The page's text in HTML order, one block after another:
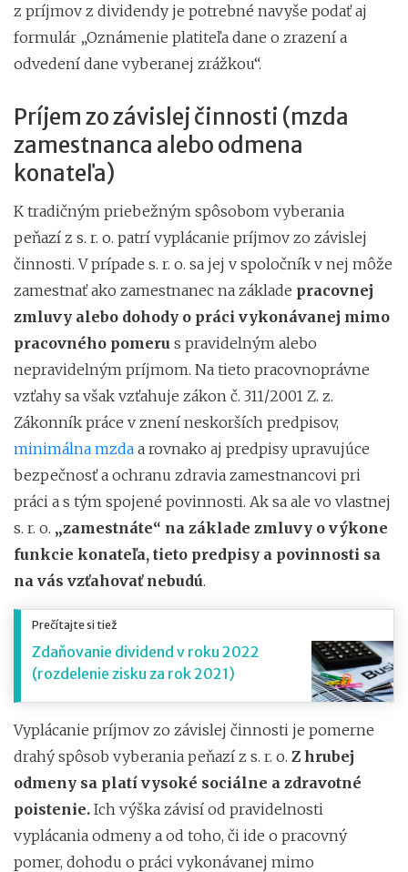
z príjmov z dividendy je potrebné navyše podať aj
formulár „Oznámenie platiteľa dane o zrazení a
odvedení dane vyberanej zrážkou“.
Príjem zo závislej činnosti (mzda
zamestnanca alebo odmena
konateľa)
K tradičným priebežným spôsobom vyberania
peňazí z s. r. o. patrí vyplácanie príjmov zo závislej
činnosti. V prípade s. r. o. sa jej v spoločník v nej môže
zamestnať ako zamestnanec na základe pracovnej
zmluvy alebo dohody o práci vykonávanej mimo
pracovného pomeru s pravidelným alebo
nepravidelným príjmom. Na tieto pracovnoprávne
vzťahy sa však vzťahuje zákon č. 311/2001 Z. z.
Zákonník práce v znení neskorších predpisov,
minimálna mzda a rovnako aj predpisy upravujúce
bezpečnosť a ochranu zdravia zamestnancovi pri
práci a s tým spojené povinnosti. Ak sa ale vo vlastnej
s. r. o. „zamestnáte“ na základe zmluvy o výkone
funkcie konateľa, tieto predpisy a povinnosti sa
na vás vzťahovať nebudú.
Prečítajte si tiež
Zdaňovanie dividend v roku 2022
(rozdelenie zisku za rok 2021)
Vyplácanie príjmov zo závislej činnosti je pomerne
drahý spôsob vyberania peňazí z s. r. o. Z hrubej
odmeny sa platí vysoké sociálne a zdravotné
poistenie. Ich výška závisí od pravidelnosti
vyplácania odmeny a od toho, či ide o pracovný
pomer, dohodu o práci vykonávanej mimo